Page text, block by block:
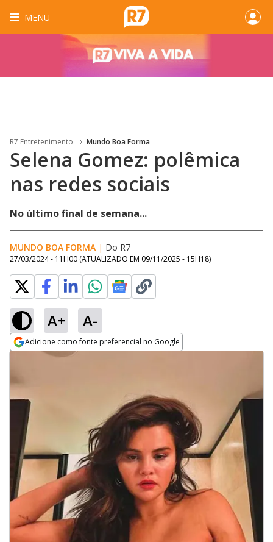
MENU
R7 Entretenimento Mundo Boa Forma
Selena Gomez: polêmica
nas redes sociais
No último final de semana...
MUNDO BOA FORMA | Do R7
27/03/2024 - 11H00 (ATUALIZADO EM 09/11/2025 - 15H18)
A+ A-
Adicione como fonte preferencial no Google
Opens in new window